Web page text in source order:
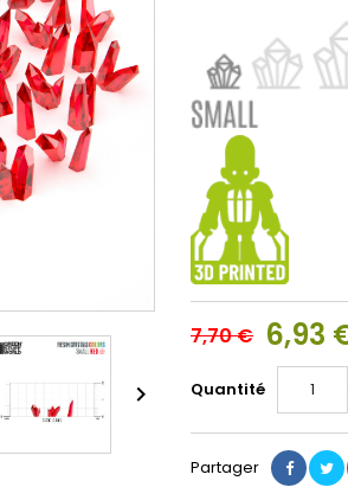

7,70 € 6,93
Quantité
Partager